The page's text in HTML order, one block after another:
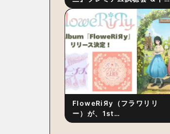
ーク・セッション 〜完成直
後の“ピュアな原音体験”と制
作秘話
FloweRiЯy（フラワリリ
ー）が、1st
Album『FloweRiЯy』を9